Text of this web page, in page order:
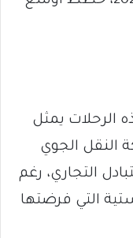
الرحلات يمثل
النقل الجوي
التجاري، رغم
التي فرضتها